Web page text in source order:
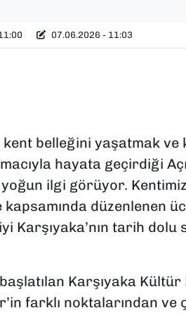
07.06.2026 - 11:03
kent belleğini yaşatmak
hayata geçirdiği
ilgi görüyor.
düzenlenen
Karşıyaka’nın tarih dolu
Karşıyaka Kültür
farklı noktalarından ve